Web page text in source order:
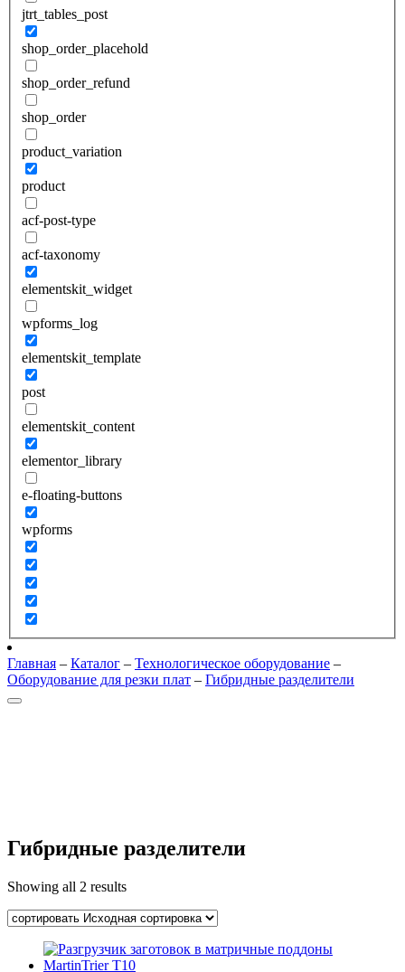
jtrt_tables_post
shop_order_placehold
shop_order_refund
shop_order
product_variation
product
acf-post-type
acf-taxonomy
elementskit_widget
wpforms_log
elementskit_template
post
elementskit_content
elementor_library
e-floating-buttons
wpforms
Главная – Каталог – Технологическое оборудование –
Оборудование для резки плат – Гибридные разделители
Гибридные разделители
Showing all 2 results